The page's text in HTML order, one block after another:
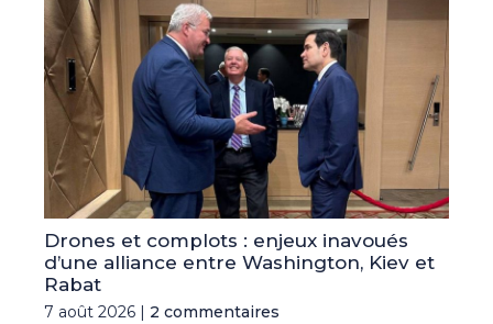
Drones et complots : enjeux inavoués
d’une alliance entre Washington, Kiev et
Rabat
7 août 2026 | 2 commentaires